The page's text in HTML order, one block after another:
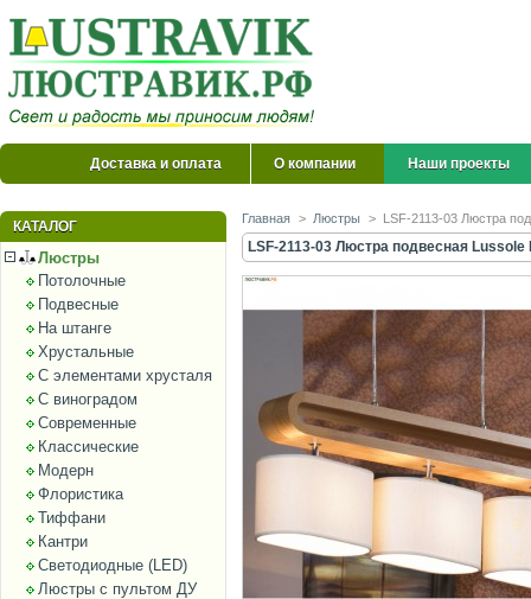
Доставка и оплата О компании Наши проекты
КАТАЛОГ
Люстры
Потолочные
Подвесные
На штанге
Хрустальные
С элементами хрусталя
С виноградом
Современные
Классические
Модерн
Флористика
Тиффани
Кантри
Светодиодные (LED)
Люстры с пультом ДУ
Главная > Люстры > LSF-2113-03 Люстра
LSF-2113-03 Люстра подвесная